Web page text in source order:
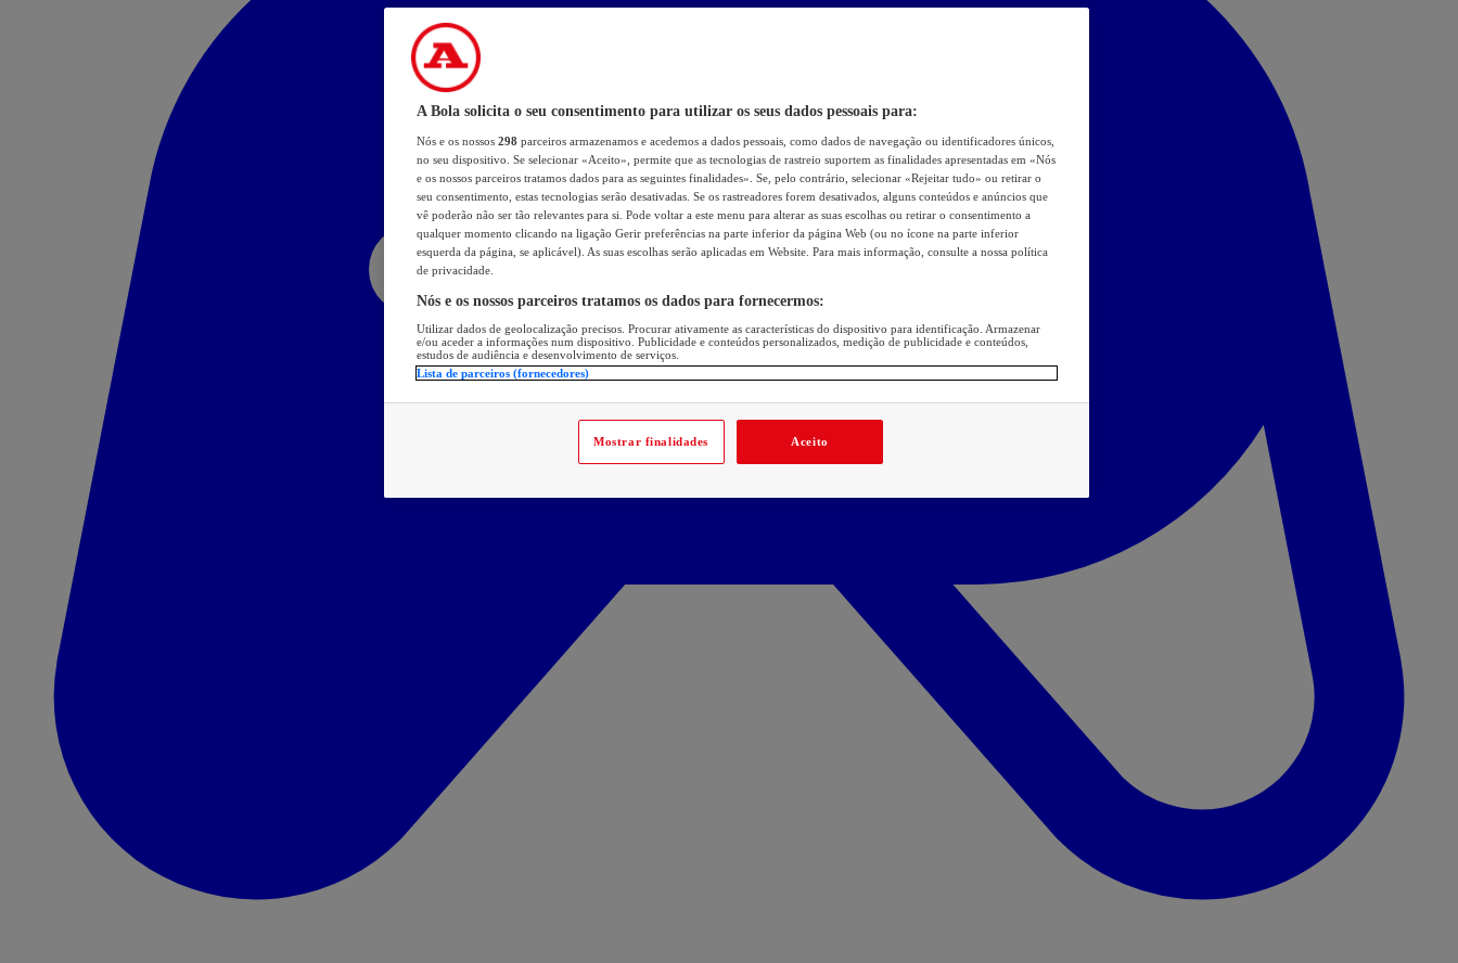
A Bola solicita o seu consentimento para utilizar os seus dados pessoais para:
Nós e os nossos 298 parceiros armazenamos e acedemos a dados pessoais, como dados de navegação ou identificadores únicos,
no seu dispositivo. Se selecionar «Aceito», permite que as tecnologias de rastreio suportem as finalidades apresentadas em «Nós
e os nossos parceiros tratamos dados para as seguintes finalidades». Se, pelo contrário, selecionar «Rejeitar tudo» ou retirar o
seu consentimento, estas tecnologias serão desativadas. Se os rastreadores forem desativados, alguns conteúdos e anúncios que
vê poderão não ser tão relevantes para si. Pode voltar a este menu para alterar as suas escolhas ou retirar o consentimento a
qualquer momento clicando na ligação Gerir preferências na parte inferior da página Web (ou no ícone na parte inferior
esquerda da página, se aplicável). As suas escolhas serão aplicadas em Website. Para mais informação, consulte a nossa política
de privacidade.
Nós e os nossos parceiros tratamos os dados para fornecermos:
Utilizar dados de geolocalização precisos. Procurar ativamente as características do dispositivo para identificação. Armazenar
e/ou aceder a informações num dispositivo. Publicidade e conteúdos personalizados, medição de publicidade e conteúdos,
estudos de audiência e desenvolvimento de serviços.
Lista de parceiros (fornecedores)
Mostrar finalidades Aceito